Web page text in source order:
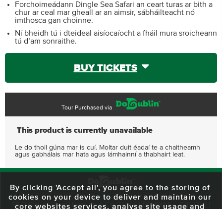
Forchoimeádann Dingle Sea Safari an ceart turas ar bith a
chur ar ceal mar gheall ar an aimsir, sábháilteacht nó
imthosca gan choinne.
Ní bheidh tú i dteideal aisíocaíocht a fháil mura sroicheann
tú d’am sonraithe.
BUY TICKETS
Tour Purchased via
This product is currently unavailable
Le do thoil gúna mar is cuí. Moltar duit éadaí te a chaitheamh
agus gabhálais mar hata agus lámhainní a thabhairt leat.
59 O'Connell Street Upper, North City, Dublin 1, D01 RX04 Call:+353 1
By clicking 'Accept all', you agree to the storing of
cookies on your device to deliver and maintain our
core websites services, analyse site usage and